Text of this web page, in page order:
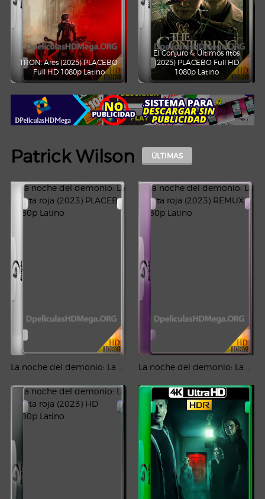
TRON: Ares (2025) PLACEBO
Full HD 1080p Latino
El Conjuro 4: Últimos ritos
(2025) PLACEBO Full HD
1080p Latino
Patrick Wilson ÚLTIMAS